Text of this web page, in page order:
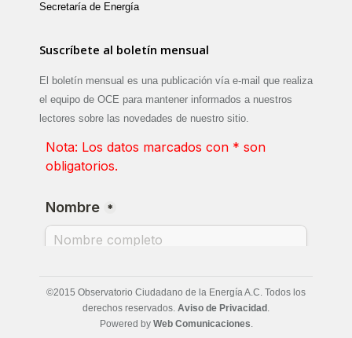
Secretaría de Energía
Suscríbete al boletín mensual
El boletín mensual es una publicación vía e-mail que realiza
el equipo de OCE para mantener informados a nuestros
lectores sobre las novedades de nuestro sitio.
©2015 Observatorio Ciudadano de la Energía A.C. Todos los
derechos reservados. Aviso de Privacidad .
Powered by Web Comunicaciones.